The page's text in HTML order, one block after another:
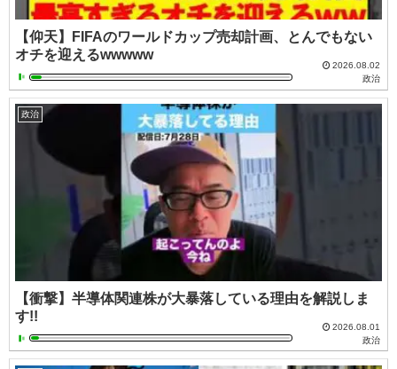
【仰天】FIFAのワールドカップ売却計画、とんでもない
オチを迎えるwwwww
2026.08.02
政治
政治
【衝撃】半導体関連株が大暴落している理由を解説しま
す!!
2026.08.01
政治